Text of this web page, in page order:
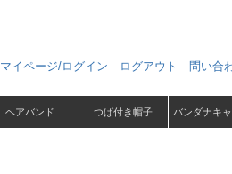
マイページ/ログイン ログアウト 問い合
ヘアバンド つば付き帽子 バンダナキ